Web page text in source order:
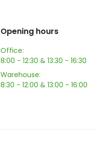
Opening hours
Office:
8:00 - 12:30 & 13:30 - 16:30
Warehouse:
8:30 - 12:00 & 13:00 - 16:00